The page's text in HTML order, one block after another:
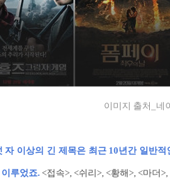
이미지 출처_네
자 이상의 긴 제목은 최근 10년간 일반
루었죠. <접속>, <쉬리>, <황해>, <마더